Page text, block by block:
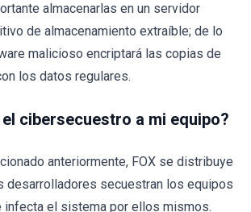
almacenarlas en un servidor
de almacenamiento extraíble; de lo
malicioso encriptará las copias de
los datos regulares.
cibersecuestro a mi equipo?
anteriormente, FOX se distribuye
desarrolladores secuestran los equipos
infecta el sistema por ellos mismos.